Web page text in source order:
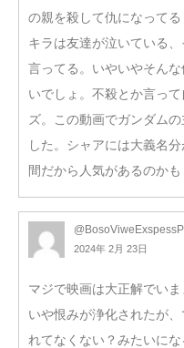
の親を殺して仇になってる
キラは友達が泣いている
言ってる。いやいやそん
いでしょ。不殺とか言っ
ズ。この動画でガンダム
した。シャアには大義名
間だから人気があるのかも
@BosoViweExspessP
2024年 2月 23日
マジで映画は大正解でい
いや恨みが浄化されたが
れてなくない？みたいに